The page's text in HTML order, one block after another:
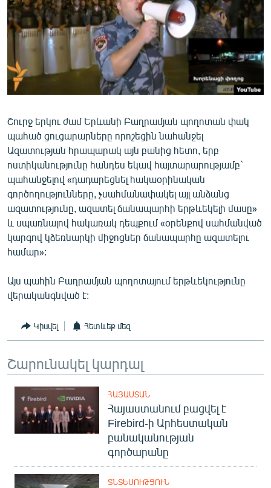
ՄԻՋԱԶԳԱՅԻՆ
ՄՇԱԿՈՒՅԹ
ՍՊՈՐՏ
ՄԵԿՆԱԲԱՆՈՒԹՅՈՒՆ
ՏՏ ԵՒ ԻՆՏԵՐՆԵՏ
ԿՈՐՈՆԱՎԻՐՈՒՍ
ԱՐԽԻՎ
ՏԵՍԱՆՅՈՒԹԵՐ
ԲԱՆԱՎԵՃ
ՁԳՏԵԼՈՎ ԼԱՎԱԳՈՒՅՆԻՆ
ՓՈԴՔԱՍԹ
Հայերեն
English
Русский
«Ազատության» բոլոր կայքերը
Շուրջ երկու ժամ Երևանի Բաղրամյան պողոտան փակ
պահած ցուցարարները որոշեցին նահանջել
Ազատության հրապարակ այն բանից հետո, երբ
ոստիկանությունը հանդես եկավ հայտարարությամբ`
պահանջելով «դադարեցնել հակաօրինական
գործողությունները, չսահմանափակել այլ անձանց
ազատությունը, ազատել ճանապարհի երթևեկելի մասը»
և սպառնալով հակառակ դեպքում «օրենքով սահմանված
կարգով կձեռնարկի միջոցներ ճանապարհը ազատելու
համար»:
Այս պահին Բաղրամյան պողոտայում երթևեկությունը
վերականգնված է:
Կիսվել Հետևեք մեզ
Շարունակել կարդալ
ՀԱՅԱՍՏԱՆ
Հայաստանում բացվել է
Firebird-ի Արհեստական
բանականության
գործարանը
ՏՆՏԵՍՈՒԹՅՈՒՆ